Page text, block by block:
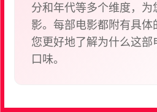
分和年代等多个维度，
影。每部电影都附有具体
您更好地了解为什么这部
口味。